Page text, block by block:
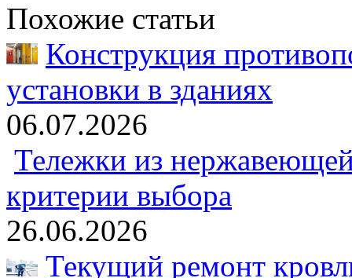
Похожие статьи
Конструкция
установки в зданиях
06.07.2026
Тележки из
критерии выбора
26.06.2026
Текущий ремонт